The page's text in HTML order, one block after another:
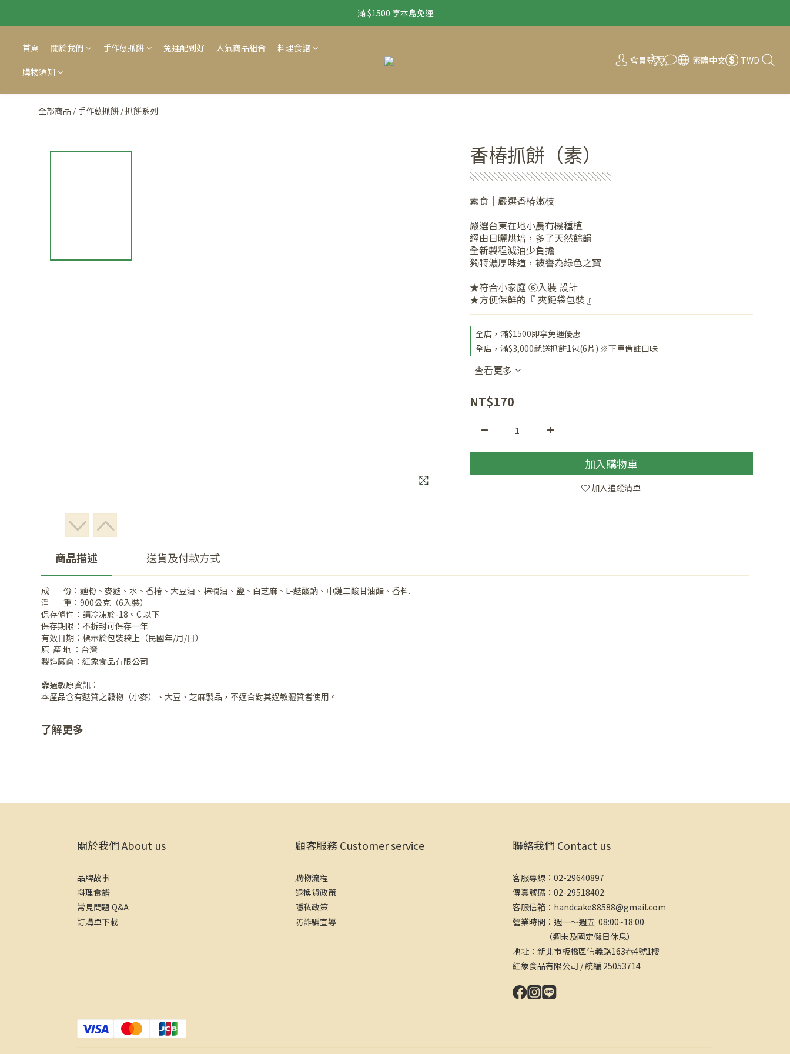
滿 $1500 享本島免運
滿 $1500 享本島免運
滿 $1500 享本島免運
首頁 關於我們 手作蔥抓餅 免運配到好 人氣商品組合 料理食譜
購物須知
會員登入 繁體中文 TWD
全部商品 / 手作蔥抓餅 /抓餅系列
香椿抓餅（素）
░░░░░░░░░░░░░░░
素食｜嚴選香椿嫩枝
嚴選台東在地小農有機種植
經由日曬烘培，多了天然餘韻
全新製程減油少負擔
獨特濃厚味道，被譽為綠色之寶
★符合小家庭 ⑥入裝 設計
★方便保鮮的『 夾鏈袋包裝 』
全店，滿$1500即享免運優惠
全店，滿$3,000就送抓餅1包(6片) ※下單備註口味
查看更多
NT$170
加入購物車
加入追蹤清單
商品描述 送貨及付款方式
成 份：麵粉、麥麩、水、香椿、大豆油、棕櫚油、鹽、白芝麻、L-麩酸鈉、中鏈三酸甘油酯、香料.
淨 重：900公克（6入裝）
保存條件：請冷凍於-18。C 以下
保存期限：不拆封可保存一年
有效日期：標示於包裝袋上（民國年/月/日）
原 產 地 ：台灣
製造廠商：紅象食品有限公司
✿過敏原資訊：
本產品含有麩質之穀物（小麥）、大豆、芝麻製品，不適合對其過敏體質者使用。
了解更多
關於我們 About us
品牌故事
料理食譜
常見問題 Q&A
訂購單下載
顧客服務 Customer service
購物流程
退換貨政策
隱私政策
防詐騙宣導
聯絡我們 Contact us
客服專線：02-29640897
傳真號碼：02-29518402
客服信箱：handcake88588@gmail.com
營業時間：週一～週五 08:00~18:00
（週末及國定假日休息）
地址：新北市板橋區信義路163巷4號1樓
紅象食品有限公司 / 統編 25053714